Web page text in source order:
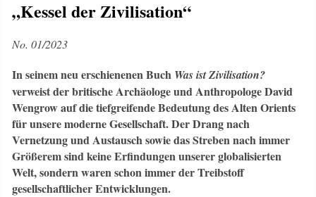
„Kessel der Zivilisation“
No. 01/2023
In seinem neu erschienenen Buch Was ist Zivilisation?
verweist der britische Archäologe und Anthropologe David
Wengrow auf die tiefgreifende Bedeutung des Alten Orients
für unsere moderne Gesellschaft. Der Drang nach
Vernetzung und Austausch sowie das Streben nach immer
Größerem sind keine Erfindungen unserer globalisierten
Welt, sondern waren schon immer der Treibstoff
gesellschaftlicher Entwicklungen.